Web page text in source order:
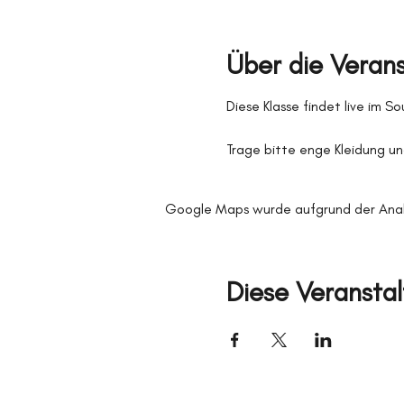
Über die
Diese Klasse findet live im
Trage bitte enge Kleidung
Google Maps wurde aufgrund der
Diese